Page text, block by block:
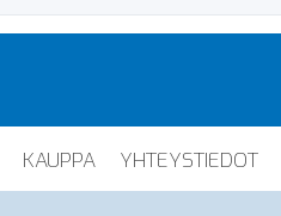
KAUPPA YHTEYSTIEDOT